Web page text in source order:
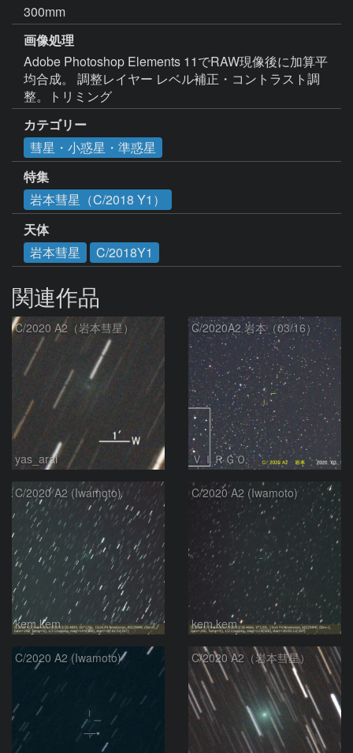
300mm
画像処理
Adobe Photoshop Elements 11でRAW現像後に加算平
均合成。 調整レイヤー レベル補正・コントラスト調
整。トリミング
カテゴリー
彗星・小惑星・準惑星
特集
岩本彗星（C/2018 Y1）
天体
岩本彗星
C/2018Y1
関連作品
C/2020 A2（岩本彗星）
yas_arai
C/2020A2 岩本（03/16）
ＶＩＲＧＯ
C/2020 A2 (Iwamoto)
kem.kem
C/2020 A2 (Iwamoto)
kem.kem
C/2020 A2 (Iwamoto) C/2020 A2（岩本彗星）